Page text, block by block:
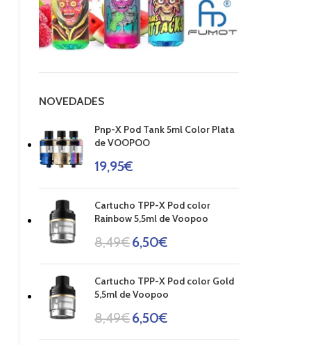
NOVEDADES
Pnp-X Pod Tank 5ml Color Plata
de VOOPOO
19,95€
Cartucho TPP-X Pod color
Rainbow 5,5ml de Voopoo
8,49€6,50€
Cartucho TPP-X Pod color Gold
5,5ml de Voopoo
8,49€6,50€